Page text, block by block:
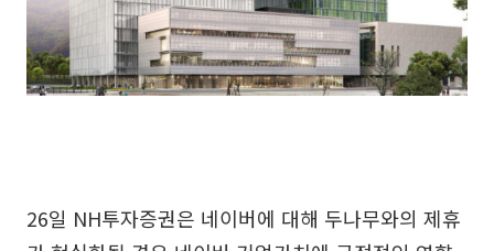
26일 NH투자증권은 네이버에 대해 두나무와의 제휴